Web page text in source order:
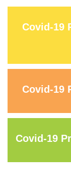
Covid-19
față
Covid-19
Covid-19
a